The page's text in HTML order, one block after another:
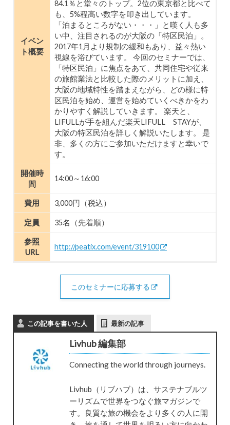
イベン
ト概要
84.1％と堂々のトップ。2位の東京都と比べて
も、5%程高い数字を叩き出しています。
「泊まるところがない・・・」と嘆く人も多
い中、注目されるのが大阪の「特区民泊」。
2017年1月より規制の緩和もあり、益々熱い
視線を浴びています。 今回のセミナーでは、
「特区民泊」に焦点をあて、共同住宅や従来
の旅館業法と比較した際のメリットに加え、
大阪の地域特性を踏まえながら、どの様に特
区民泊を始め、運営を始めていくべきかをわ
かりやすく解説していきます。 楽天と、
LIFULLが手を組んだ楽天LIFULL STAYが、
大阪の特区民泊を詳しく解説いたします。 是
非、多くの方にご参加いただけますと幸いで
す。
開催時
間
14:00～16:00
費用 3,000円（税込）
定員 35名（先着順）
参照
URL
http://peatix.com/event/319100
このセミナーに応募する
この記事を書いた人 最新の記事
Livhub 編集部
Connecting the world through journeys.
Livhub（リブハブ）は、サステナブルツ
ーリズムで世界をつなぐ旅マガジンで
す。良質な旅の機会をより多くの人に開